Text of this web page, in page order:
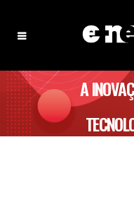
A